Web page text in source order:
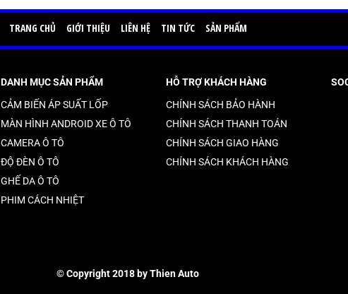
TRANG CHỦ GIỚI THIỆU LIÊN HỆ TIN TỨC SẢN PHẨM
DANH MỤC SẢN PHẨM
CẢM BIẾN ÁP SUẤT LỐP
MÀN HÌNH ANDROID XE Ô TÔ
CAMERA Ô TÔ
ĐỘ ĐÈN Ô TÔ
GHẾ DA Ô TÔ
PHIM CÁCH NHIỆT
HỖ TRỢ KHÁCH HÀNG
CHÍNH SÁCH BẢO HÀNH
CHÍNH SÁCH THANH TOÁN
CHÍNH SÁCH GIAO HÀNG
CHÍNH SÁCH KHÁCH HÀNG
© Copyright 2018 by Thien Auto